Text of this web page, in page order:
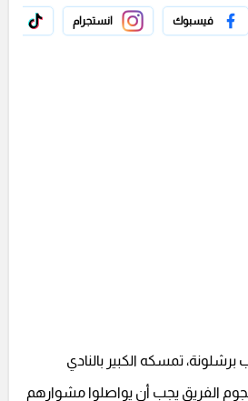
فيسبوك انستجرام
برشلونة، تمسكه الكبير بالنادي
نجوم الفريق يجب أن يواصلوا مشوارهم